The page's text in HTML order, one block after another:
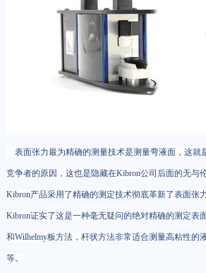
表面张力最为精确的测量技术是测量弯液面，这就
竞争者的原因，这也是隐藏在Kibron公司后面的无与
Kibron产品采用了精确的测定技术彻底革新了表面张
Kibron证实了这是一种毫无疑问的绝对精确的测定表
和Wilhelmy板方法，杆状方法非常适合测量高粘性的
等。